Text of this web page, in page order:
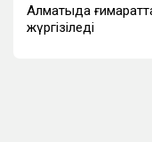
Алматыда
жүргізіледі